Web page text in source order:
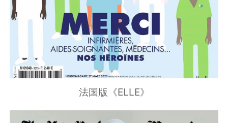
法国版《ELLE》